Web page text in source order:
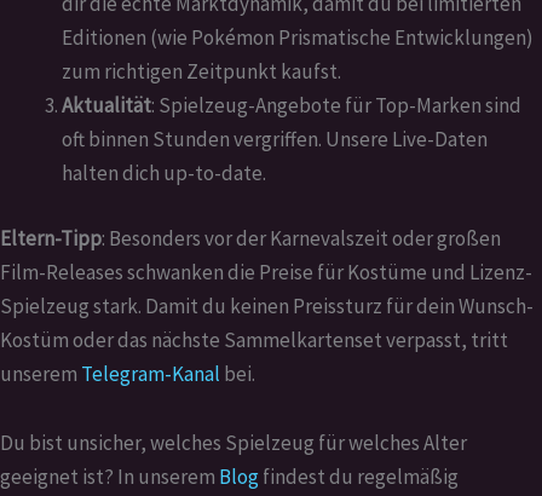
Editionen (wie Pokémon Prismatische Entwicklungen)
zum richtigen Zeitpunkt kaufst.
Aktualität: Spielzeug-Angebote für Top-Marken sind
oft binnen Stunden vergriffen. Unsere Live-Daten
halten dich up-to-date.
Eltern-Tipp: Besonders vor der Karnevalszeit oder großen
Film-Releases schwanken die Preise für Kostüme und Lizenz-
Spielzeug stark. Damit du keinen Preissturz für dein Wunsch-
Kostüm oder das nächste Sammelkartenset verpasst, tritt
unserem Telegram-Kanal bei.
Du bist unsicher, welches Spielzeug für welches Alter
geeignet ist? In unserem Blogfindest du regelmäßig